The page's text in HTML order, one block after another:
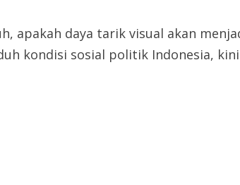
apakah daya tarik visual akan
kondisi sosial politik Indonesia,